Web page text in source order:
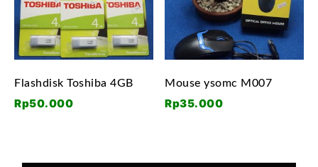
Flashdisk Toshiba 4GB
Rp50.000
Mouse ysomc M007
Rp35.000